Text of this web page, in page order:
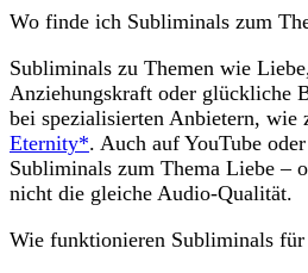
Wo finde ich Subliminals zum
Subliminals zu Themen wie
Anziehungskraft oder glückliche
bei spezialisierten Anbietern, wie
Eternity*. Auch auf YouTube
Subliminals zum Thema Liebe –
nicht die gleiche Audio-Qualität.
Wie funktionieren Subliminals für